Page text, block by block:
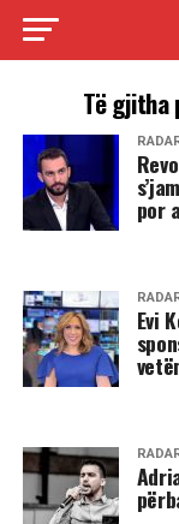
Të gjitha
por
Evi